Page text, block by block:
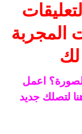
المجربة
اعمل
لتصلك جديد